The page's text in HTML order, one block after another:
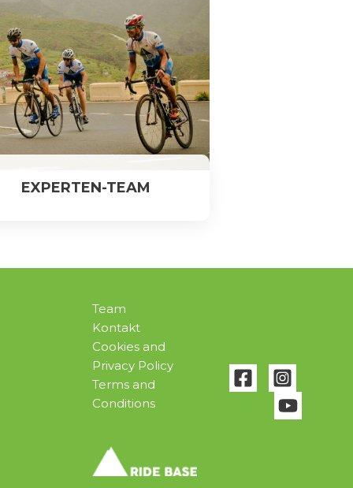
EXPERTEN-TEAM
Team
Kontakt
Cookies and
Privacy Policy
Terms and
Conditions